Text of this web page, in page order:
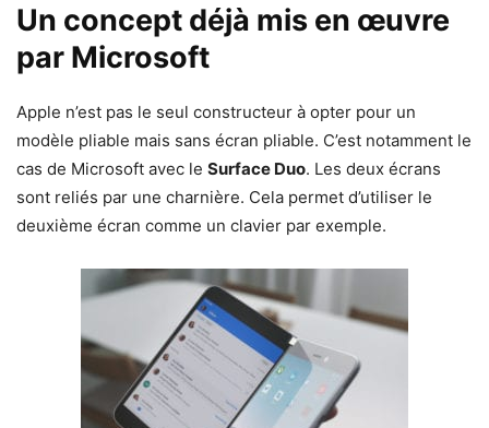
Un concept déjà mis en œuvre
par Microsoft
Apple n’est pas le seul constructeur à opter pour un
modèle pliable mais sans écran pliable. C’est notamment le
cas de Microsoft avec le Surface Duo. Les deux écrans
sont reliés par une charnière. Cela permet d’utiliser le
deuxième écran comme un clavier par exemple.